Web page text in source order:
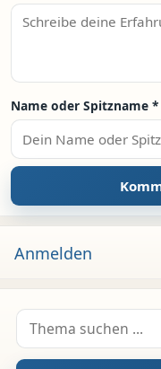
Name oder Spitzname *
Anmelden
Suche nach: